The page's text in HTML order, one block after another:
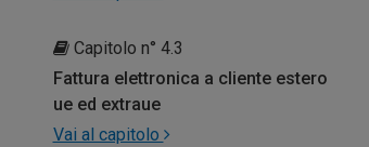
Capitolo n° 4.3
Fattura elettronica a cliente estero
ue ed extraue
Vai al capitolo